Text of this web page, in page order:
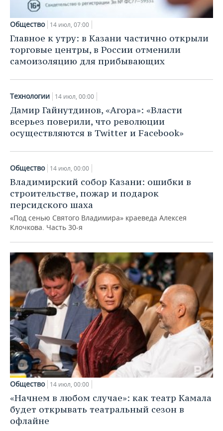
ХОККЕЙ С МЯЧОМ
ПРОИСШЕСТВИЯ
Общество 14 июл, 07:00
Главное к утру: в Казани частично открыли
торговые центры, в России отменили
самоизоляцию для прибывающих
Технологии 14 июл, 00:00
Дамир Гайнутдинов, «Агора»: «Власти
всерьез поверили, что революции
осуществляются в Twitter и Facebook»
Общество 14 июл, 00:00
Владимирский собор Казани: ошибки в
строительстве, пожар и подарок
персидского шаха
«Под сенью Святого Владимира» краеведа Алексея
Клочкова. Часть 30-я
Общество 14 июл, 00:00
«Начнем в любом случае»: как театр Камала
будет открывать театральный сезон в
офлайне